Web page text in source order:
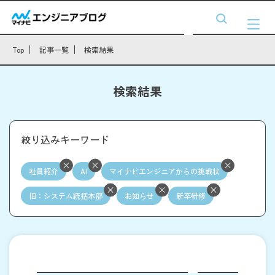
Top 記事一覧 検索結果
検索結果
絞り込みキーワード
社員紹介 AI マイナビエンジニアからの挑戦状
旧：システム統括本部 お知らせ 新卒研修